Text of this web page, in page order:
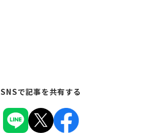
SNSで記事を共有する